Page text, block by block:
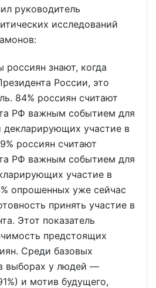
руководитель
исследований
знают, когда
России, это
84% россиян считают
РФ важным событием для
декларирующих участие в
россиян считают
РФ важным событием для
участие в
опрошенных уже сейчас
принять участие в
Этот показатель
предстоящих
Среди базовых
выборах у людей —
и мотив будущего,